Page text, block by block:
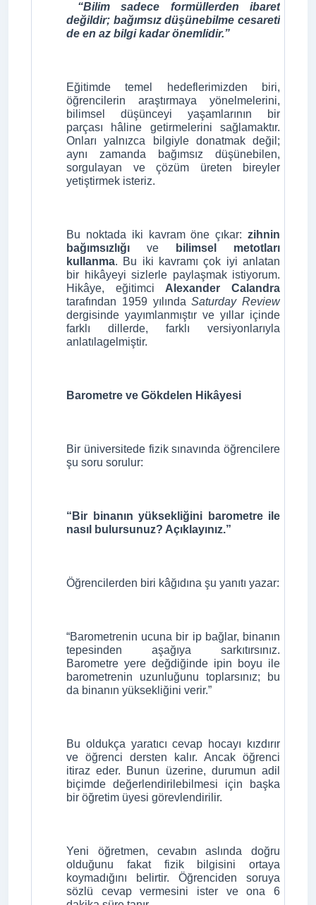
“Bilim sadece formüllerden ibaret
değildir; bağımsız düşünebilme cesareti
de en az bilgi kadar önemlidir.”
Eğitimde temel hedeflerimizden biri,
öğrencilerin araştırmaya yönelmelerini,
bilimsel düşünceyi yaşamlarının bir
parçası hâline getirmelerini sağlamaktır.
Onları yalnızca bilgiyle donatmak değil;
aynı zamanda bağımsız düşünebilen,
sorgulayan ve çözüm üreten bireyler
yetiştirmek isteriz.
Bu noktada iki kavram öne çıkar: zihnin
bağımsızlığı ve
bilimsel metotları
kullanma. Bu iki kavramı çok iyi anlatan
bir hikâyeyi sizlerle paylaşmak istiyorum.
Hikâye, eğitimci Alexander Calandra
tarafından 1959 yılındaSaturday Review
dergisinde yayımlanmıştır ve yıllar içinde
farklı dillerde, farklı versiyonlarıyla
anlatılagelmiştir.
Barometre ve Gökdelen Hikâyesi
Bir üniversitede fizik sınavında öğrencilere
şu soru sorulur:
“Bir binanın yüksekliğini barometre ile
nasıl bulursunuz? Açıklayınız.”
Öğrencilerden biri kâğıdına şu yanıtı yazar:
“Barometrenin ucuna bir ip bağlar, binanın
tepesinden aşağıya sarkıtırsınız.
Barometre yere değdiğinde ipin boyu ile
barometrenin uzunluğunu toplarsınız; bu
da binanın yüksekliğini verir.”
Bu oldukça yaratıcı cevap hocayı kızdırır
ve öğrenci dersten kalır. Ancak öğrenci
itiraz eder. Bunun üzerine, durumun adil
biçimde değerlendirilebilmesi için başka
bir öğretim üyesi görevlendirilir.
Yeni öğretmen, cevabın aslında doğru
olduğunu fakat fizik bilgisini ortaya
koymadığını belirtir. Öğrenciden soruya
sözlü cevap vermesini ister ve ona 6